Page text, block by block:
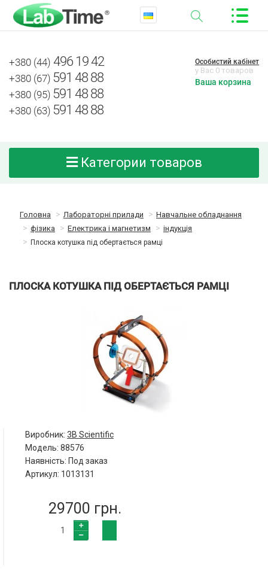
+380 (44) 496 19 42
+380 (67) 591 48 88
+380 (95) 591 48 88
+380 (63) 591 48 88
Особистий кабінет
у Вас 0 товаров
Ваша корзина
Категории товаров
Головна Лабораторні прилади
Навчальне обладнання
фізика
Електрика і магнетизм індукція
Плоска котушка під обертається рамці
ПЛОСКА КОТУШКА ПІД ОБЕРТАЄТЬСЯ РАМЦІ
Виробник: 3B Scientific
Модель: 88576
Наявність: Под заказ
Артикул: 1013131
29700 грн.